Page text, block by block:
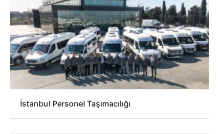
İstanbul Personel Taşımacılığı